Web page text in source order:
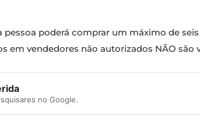
poderá comprar um máximo de
em vendedores não autorizados NÃO são
no Google.